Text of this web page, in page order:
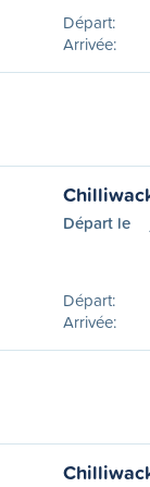
Départ:
Arrivée:
Départ le
Départ:
Arrivée: